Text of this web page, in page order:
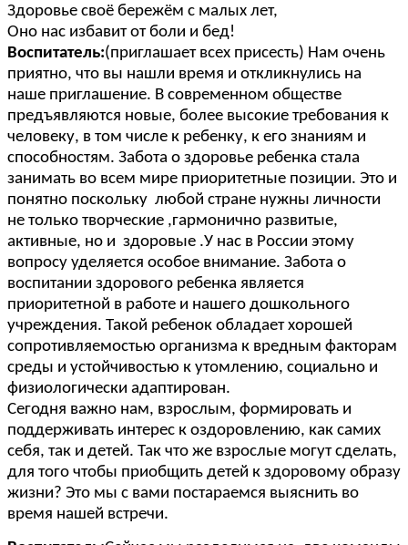
Здоровье своё бережём с малых лет,
Оно нас избавит от боли и бед!
Воспитатель:(приглашает всех присесть) Нам очень
приятно, что вы нашли время и откликнулись на
наше приглашение. В современном обществе
предъявляются новые, более высокие требования к
человеку, в том числе к ребенку, к его знаниям и
способностям. Забота о здоровье ребенка стала
занимать во всем мире приоритетные позиции. Это и
понятно поскольку любой стране нужны личности
не только творческие ,гармонично развитые,
активные, но и здоровые .У нас в России этому
вопросу уделяется особое внимание. Забота о
воспитании здорового ребенка является
приоритетной в работе и нашего дошкольного
учреждения. Такой ребенок обладает хорошей
сопротивляемостью организма к вредным факторам
среды и устойчивостью к утомлению, социально и
физиологически адаптирован.
Сегодня важно нам, взрослым, формировать и
поддерживать интерес к оздоровлению, как самих
себя, так и детей. Так что же взрослые могут сделать,
для того чтобы приобщить детей к здоровому образу
жизни? Это мы с вами постараемся выяснить во
время нашей встречи.